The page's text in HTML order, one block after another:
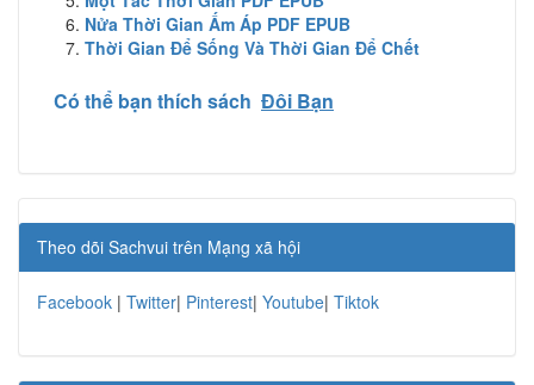
Nửa Thời Gian Ấm Áp PDF EPUB
Thời Gian Để Sống Và Thời Gian Để Chết
Có thể bạn thích sách Đôi Bạn
Theo dõi Sachvui trên Mạng xã hội
Facebook | Twitter| Pinterest| Youtube| Tiktok